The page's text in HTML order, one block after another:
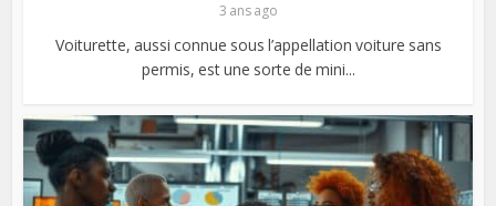
3 ans ago
Voiturette, aussi connue sous l’appellation voiture sans
permis, est une sorte de mini...